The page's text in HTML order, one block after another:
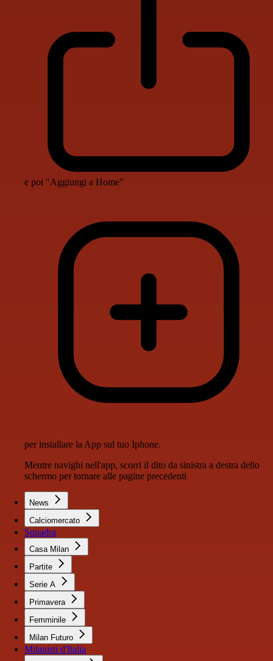
e poi "Aggiungi a Home"
per installare la App sul tuo Iphone.
Mentre navighi nell'app, scorri il dito da sinistra a destra dello
schermo per tornare alle pagine precedenti
News
Calciomercato
Squadra
Casa Milan
Partite
Serie A
Primavera
Femminile
Milan Futuro
Milanisti d'Italia